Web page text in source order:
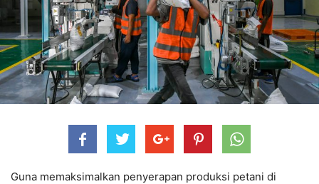
Guna memaksimalkan penyerapan produksi petani di